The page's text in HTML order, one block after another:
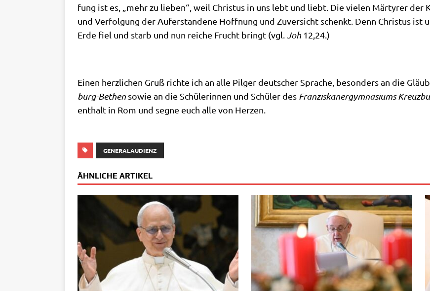
fung ist es, „mehr zu lie­ben“, weil Chri­stus in uns lebt und liebt. Die vie­len Mär­ty­rer der
und Ver­fol­gung der Auf­er­stan­de­ne Hoff­nung und Zuver­sicht schenkt. Denn Chri­stus ist
Erde fiel und starb und nun rei­che Frucht bringt (vgl. Joh 12,24.)
Einen herz­li­chen Gruß rich­te ich an alle Pil­ger deut­scher Spra­che, beson­ders an die
burg-Bethen sowie an die Schü­le­rin­nen und Schü­ler des Fran­zis­ka­ner­gym­na­si­ums
ent­halt in Rom und seg­ne euch alle von Herzen.
GENERALAUDIENZ
ÄHNLICHE ARTIKEL